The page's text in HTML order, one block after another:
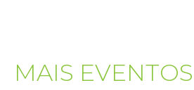
MAIS EVENTOS